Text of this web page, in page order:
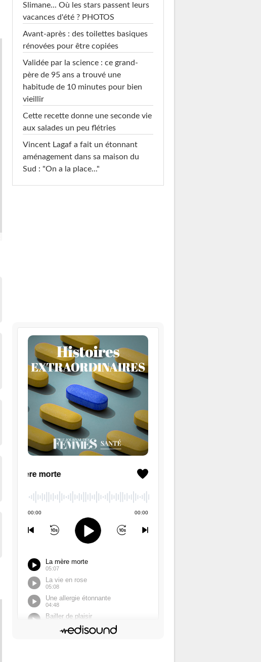
Slimane... Où les stars passent leurs
vacances d'été ? PHOTOS
Avant-après : des toilettes basiques
rénovées pour être copiées
Validée par la science : ce grand-
père de 95 ans a trouvé une
habitude de 10 minutes pour bien
vieillir
Cette recette donne une seconde vie
aux salades un peu flétries
Vincent Lagaf a fait un étonnant
aménagement dans sa maison du
Sud : "On a la place..."